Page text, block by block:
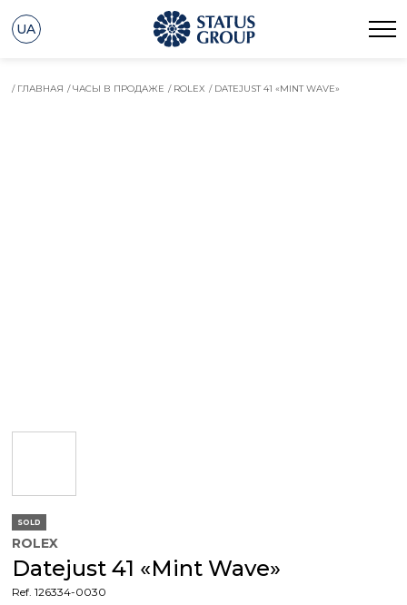
UA
/ ГЛАВНАЯ / ЧАСЫ В ПРОДАЖЕ / ROLEX / DATEJUST 41 «MINT WAVE»
SOLD
ROLEX
Datejust 41 «Mint Wave»
Ref. 126334-0030